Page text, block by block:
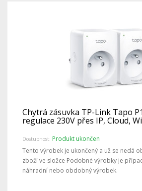
Chytrá zásuvka TP-Link Tapo
regulace 230V přes IP, Cloud,
Dostupnost: Produkt ukončen
Tento výrobek je ukončený a už se nedá
zboží ve složce Podobné výrobky je
náhradní nebo obdobný výrobek.